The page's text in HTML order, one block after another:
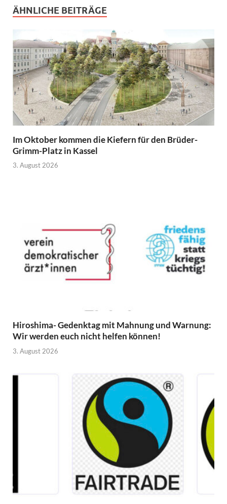
ÄHNLICHE BEITRÄGE
Im Oktober kommen die Kiefern für den Brüder-
Grimm-Platz in Kassel
3. August 2026
Hiroshima- Gedenktag mit Mahnung und Warnung:
Wir werden euch nicht helfen können!
3. August 2026